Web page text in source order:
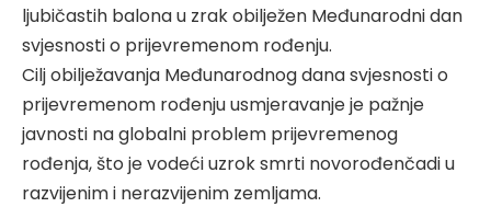
ljubičastih balona u zrak obilježen Međunarodni dan
svjesnosti o prijevremenom rođenju.
Cilj obilježavanja Međunarodnog dana svjesnosti o
prijevremenom rođenju usmjeravanje je pažnje
javnosti na globalni problem prijevremenog
rođenja, što je vodeći uzrok smrti novorođenčadi u
razvijenim i nerazvijenim zemljama.